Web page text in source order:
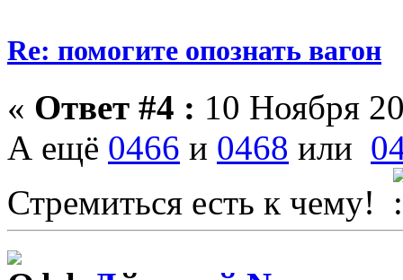
Re: помогите опознать вагон
« Ответ #4 : 10 Ноября
А ещё 0466 и 0468 или
Стремиться есть к чему!